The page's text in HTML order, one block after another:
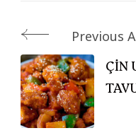
Post
Navigation
Previous
ÇİN